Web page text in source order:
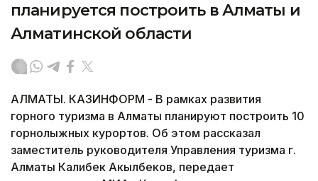
планируется построить в Алматы и
Алматинской области
АЛМАТЫ. КАЗИНФОРМ - В рамках развития
горного туризма в Алматы планируют построить 10
горнолыжных курортов. Об этом рассказал
заместитель руководителя Управления туризма г.
Алматы Калибек Акылбеков, передает